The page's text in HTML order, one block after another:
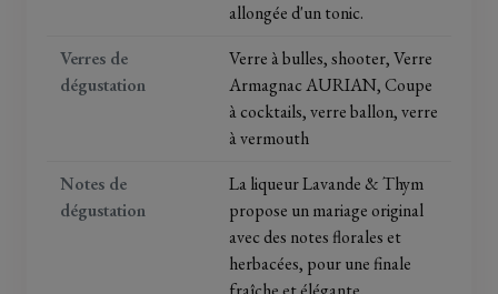
allongée d'un tonic.
Verres de
dégustation
Verre à bulles, shooter, Verre
Armagnac AURIAN, Coupe
à cocktails, verre ballon, verre
à vermouth
Notes de
dégustation
La liqueur Lavande & Thym
propose un mariage original
avec des notes florales et
herbacées, pour une finale